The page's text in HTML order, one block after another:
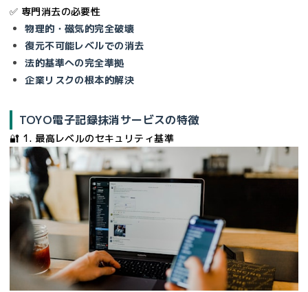
✅ 専門消去の必要性
物理的・磁気的完全破壊
復元不可能レベルでの消去
法的基準への完全準拠
企業リスクの根本的解決
TOYO電子記録抹消サービスの特徴
🔐 1. 最高レベルのセキュリティ基準